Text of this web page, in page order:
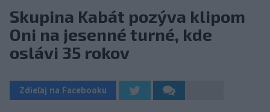
Skupina Kabát pozýva klipom
Oni na jesenné turné, kde
oslávi 35 rokov
Zdieľaj na Facebooku